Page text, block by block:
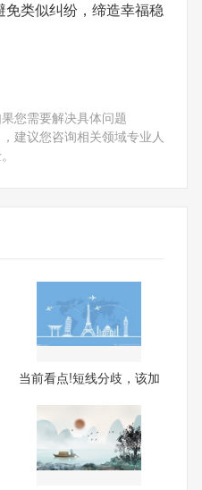
类似纠纷，缔造幸福稳
您需要解决具体问题
建议您咨询相关领域专业人
当前看点!短线分歧，该加